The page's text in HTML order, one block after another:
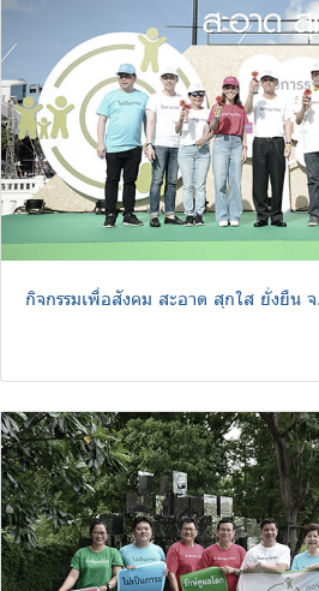
กิจกรรมเพื่อสังคม สะอาด สุกใส ยั่งยืน